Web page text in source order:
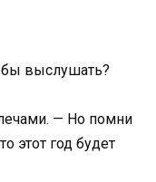
бы выслушать?
— Но помни
этот год будет